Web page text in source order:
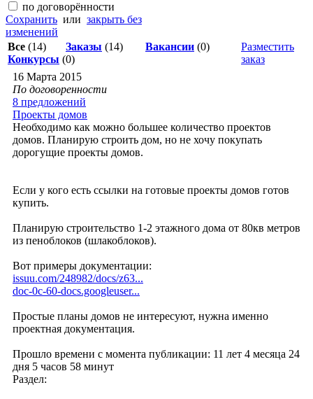
по договорённости
Сохранить или закрыть без
изменений
Все (14) Заказы (14) Вакансии (0)
Конкурсы (0)
Разместить
заказ
16 Марта 2015
По договоренности
8 предложений
Проекты домов
Необходимо как можно большее количество проектов
домов. Планирую строить дом, но не хочу покупать
дорогущие проекты домов.
Если у кого есть ссылки на готовые проекты домов готов
купить.
Планирую строительство 1-2 этажного дома от 80кв метров
из пеноблоков (шлакоблоков).
Вот примеры документации:
issuu.com/248982/docs/z63...
doc-0c-60-docs.googleuser...
Простые планы домов не интересуют, нужна именно
проектная документация.
Прошло времени с момента публикации: 11 лет 4 месяца 24
дня 5 часов 58 минут
Раздел: